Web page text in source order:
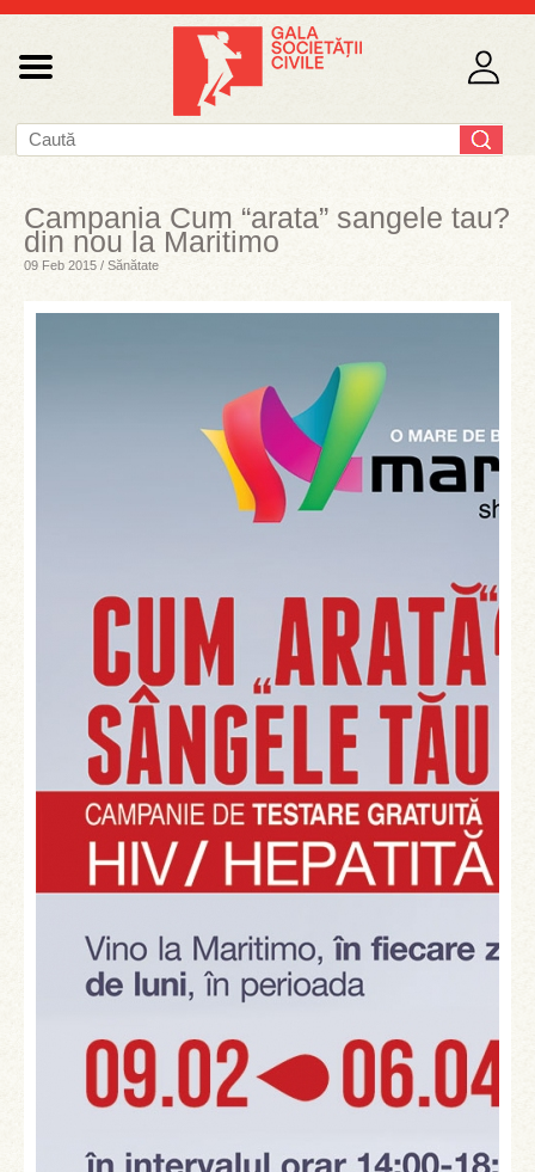
Campania Cum “arata” sangele tau?
din nou la Maritimo
09 Feb 2015 / Sănătate